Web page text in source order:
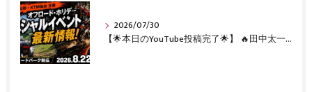
2026/07/30
【🌟本日のYouTube投稿完了🌟】 🔥田中太一さんをスペシャルゲストに🔥 8月22日(土)オフロード・ホリデー最新情報！！